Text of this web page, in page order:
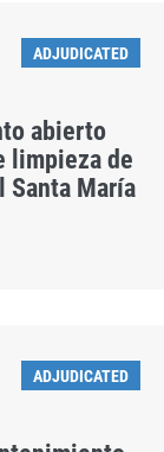
ADJUDICATED
abierto
limpieza de
Santa María
ADJUDICATED